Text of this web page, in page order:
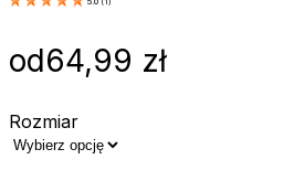
(1 )
od64,99 zł
Rozmiar